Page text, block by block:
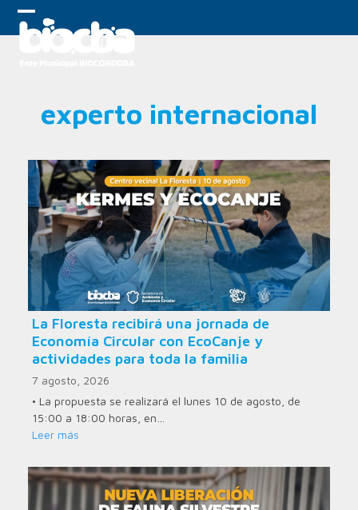
Skip
Open
Close
experto internacional
La Floresta recibirá una jornada de
Economía Circular con EcoCanje y
actividades para toda la familia
7 agosto, 2026
• La propuesta se realizará el lunes 10 de agosto, de
15:00 a 18:00 horas, en…
Leer más